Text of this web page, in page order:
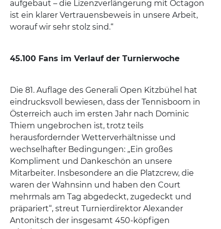
aufgebaut – die Lizenzverlängerung mit Octagon
ist ein klarer Vertrauensbeweis in unsere Arbeit,
worauf wir sehr stolz sind.“
45.100 Fans im Verlauf der Turnierwoche
Die 81. Auflage des Generali Open Kitzbühel hat
eindrucksvoll bewiesen, dass der Tennisboom in
Österreich auch im ersten Jahr nach Dominic
Thiem ungebrochen ist, trotz teils
herausfordernder Wetterverhältnisse und
wechselhafter Bedingungen: „Ein großes
Kompliment und Dankeschön an unsere
Mitarbeiter. Insbesondere an die Platzcrew, die
waren der Wahnsinn und haben den Court
mehrmals am Tag abgedeckt, zugedeckt und
präpariert“, streut Turnierdirektor Alexander
Antonitsch der insgesamt 450-köpfigen